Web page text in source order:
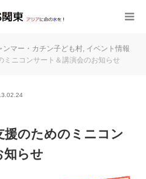
ンマー・カチン子ども村, イベント情報
ミニコンサート＆講演会のお知らせ
援のためのミニコン
知らせ